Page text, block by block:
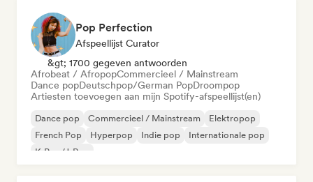
Pop Perfection
Afspeellijst Curator
&gt; 1700 gegeven antwoorden
Afrobeat / AfropopCommercieel / Mainstream
Dance popDeutschpop/German PopDroompop
Artiesten toevoegen aan mijn Spotify-afspeellijst(en)
Dance pop Commercieel / Mainstream
Elektropop
French Pop
Hyperpop Indie pop
Internationale pop
K-Pop/J-Pop